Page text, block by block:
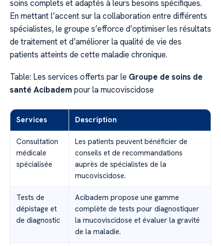
soins complets et adaptés à leurs besoins spécifiques.
En mettant l’accent sur la collaboration entre différents
spécialistes, le groupe s’efforce d’optimiser les résultats
de traitement et d’améliorer la qualité de vie des
patients atteints de cette maladie chronique.
Table: Les services offerts par le Groupe de soins de
santé Acibadem pour la mucoviscidose
Services Description
Consultation
médicale
spécialisée
Les patients peuvent bénéficier de
conseils et de recommandations
auprès de spécialistes de la
mucoviscidose.
Tests de
dépistage et
de diagnostic
Acibadem propose une gamme
complète de tests pour diagnostiquer
la mucoviscidose et évaluer la gravité
de la maladie.